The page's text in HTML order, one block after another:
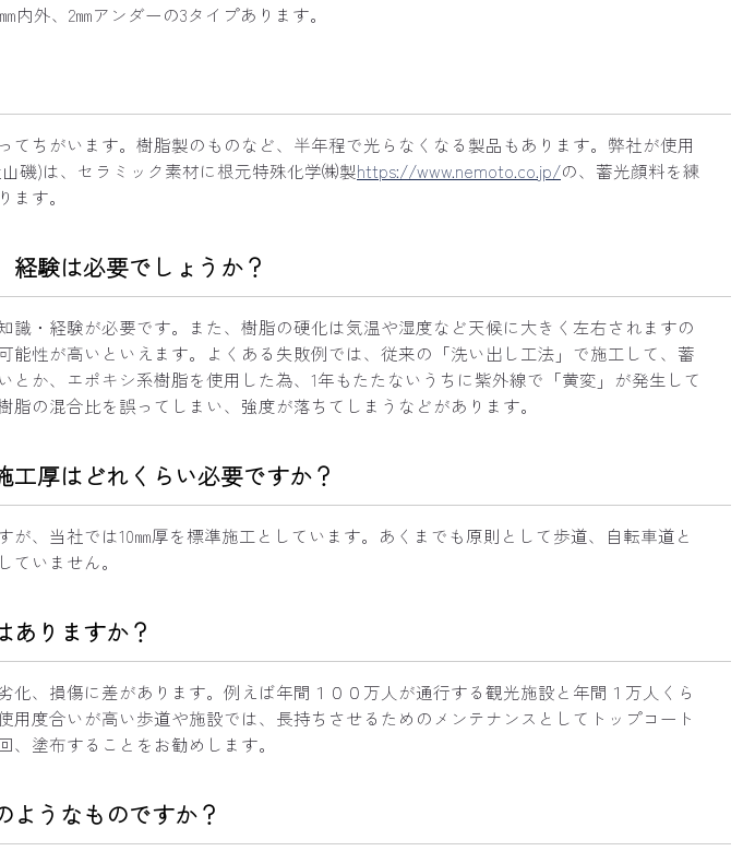
内外、2㎜アンダーの3タイプあります。
てちがいます。樹脂製のものなど、半年程で光らなくなる製品もあります。弊社が使用
磯)は、セラミック素材に根元特殊化学㈱製https://www.nemoto.co.jp/の、蓄光顔料を練
す。
験は必要でしょうか？
識・経験が必要です。また、樹脂の硬化は気温や湿度など天候に大きく左右されますの
能性が高いといえます。よくある失敗例では、従来の「洗い出し工法」で施工して、蓄
とか、エポキシ系樹脂を使用した為、1年もたたないうちに紫外線で「黄変」が発生して
脂の混合比を誤ってしまい、強度が落ちてしまうなどがあります。
厚はどれくらい必要ですか？
、当社では10㎜厚を標準施工としています。あくまでも原則として歩道、自転車道と
いません。
ありますか？
化、損傷に差があります。例えば年間１００万人が通行する観光施設と年間１万人くら
用度合いが高い歩道や施設では、長持ちさせるためのメンテナンスとしてトップコート
塗布することをお勧めします。
ようなものですか？